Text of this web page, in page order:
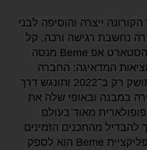
ייצרה והוסיפה לבני
נחשבת רגישה ורכה, קל
להסביר את העלייה הזו. הסטארט אפ Beme מנסה
המדאיגה: החברה
פיתחה רשת חברתית שתושק רק ב־2022 ותונגש דרך
במבנה ובאופי שלה את
מאוד בעולם
להבדיל מהתכנים הזמינים
בטיק טוק, המיקוד של אפליקציית Beme הוא לספק